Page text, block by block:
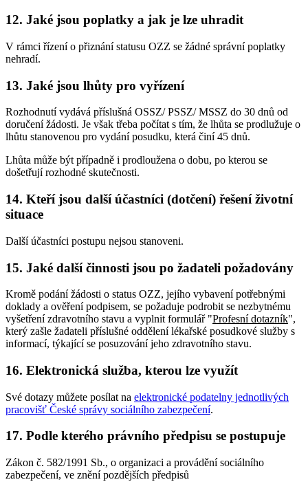
12. Jaké jsou poplatky a jak je lze uhradit
V rámci řízení o přiznání statusu OZZ se žádné správní poplatky
nehradí.
13. Jaké jsou lhůty pro vyřízení
Rozhodnutí vydává příslušná OSSZ/ PSSZ/ MSSZ do 30 dnů od
doručení žádosti. Je však třeba počítat s tím, že lhůta se prodlužuje o
lhůtu stanovenou pro vydání posudku, která činí 45 dnů.
Lhůta může být případně i prodloužena o dobu, po kterou se
došetřují rozhodné skutečnosti.
14. Kteří jsou další účastníci (dotčení) řešení životní
situace
Další účastníci postupu nejsou stanoveni.
15. Jaké další činnosti jsou po žadateli požadovány
Kromě podání žádosti o status OZZ, jejího vybavení potřebnými
doklady a ověření podpisem, se požaduje podrobit se nezbytnému
vyšetření zdravotního stavu a vyplnit formulář "Profesní dotazník",
který zašle žadateli příslušné oddělení lékařské posudkové služby s
informací, týkající se posuzování jeho zdravotního stavu.
16. Elektronická služba, kterou lze využít
Své dotazy můžete posílat na elektronické podatelny jednotlivých
pracovišť České správy sociálního zabezpečení.
17. Podle kterého právního předpisu se postupuje
Zákon č. 582/1991 Sb., o organizaci a provádění sociálního
zabezpečení, ve znění pozdějších předpisů